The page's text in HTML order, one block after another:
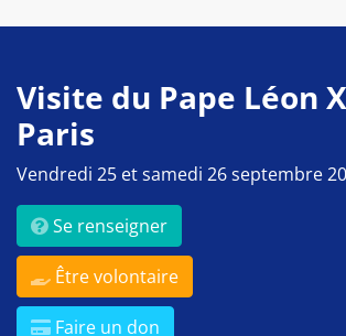
Visite du Pape Léon
Paris
Vendredi 25 et samedi 26 septembre
Se renseigner
Être volontaire
Faire un don